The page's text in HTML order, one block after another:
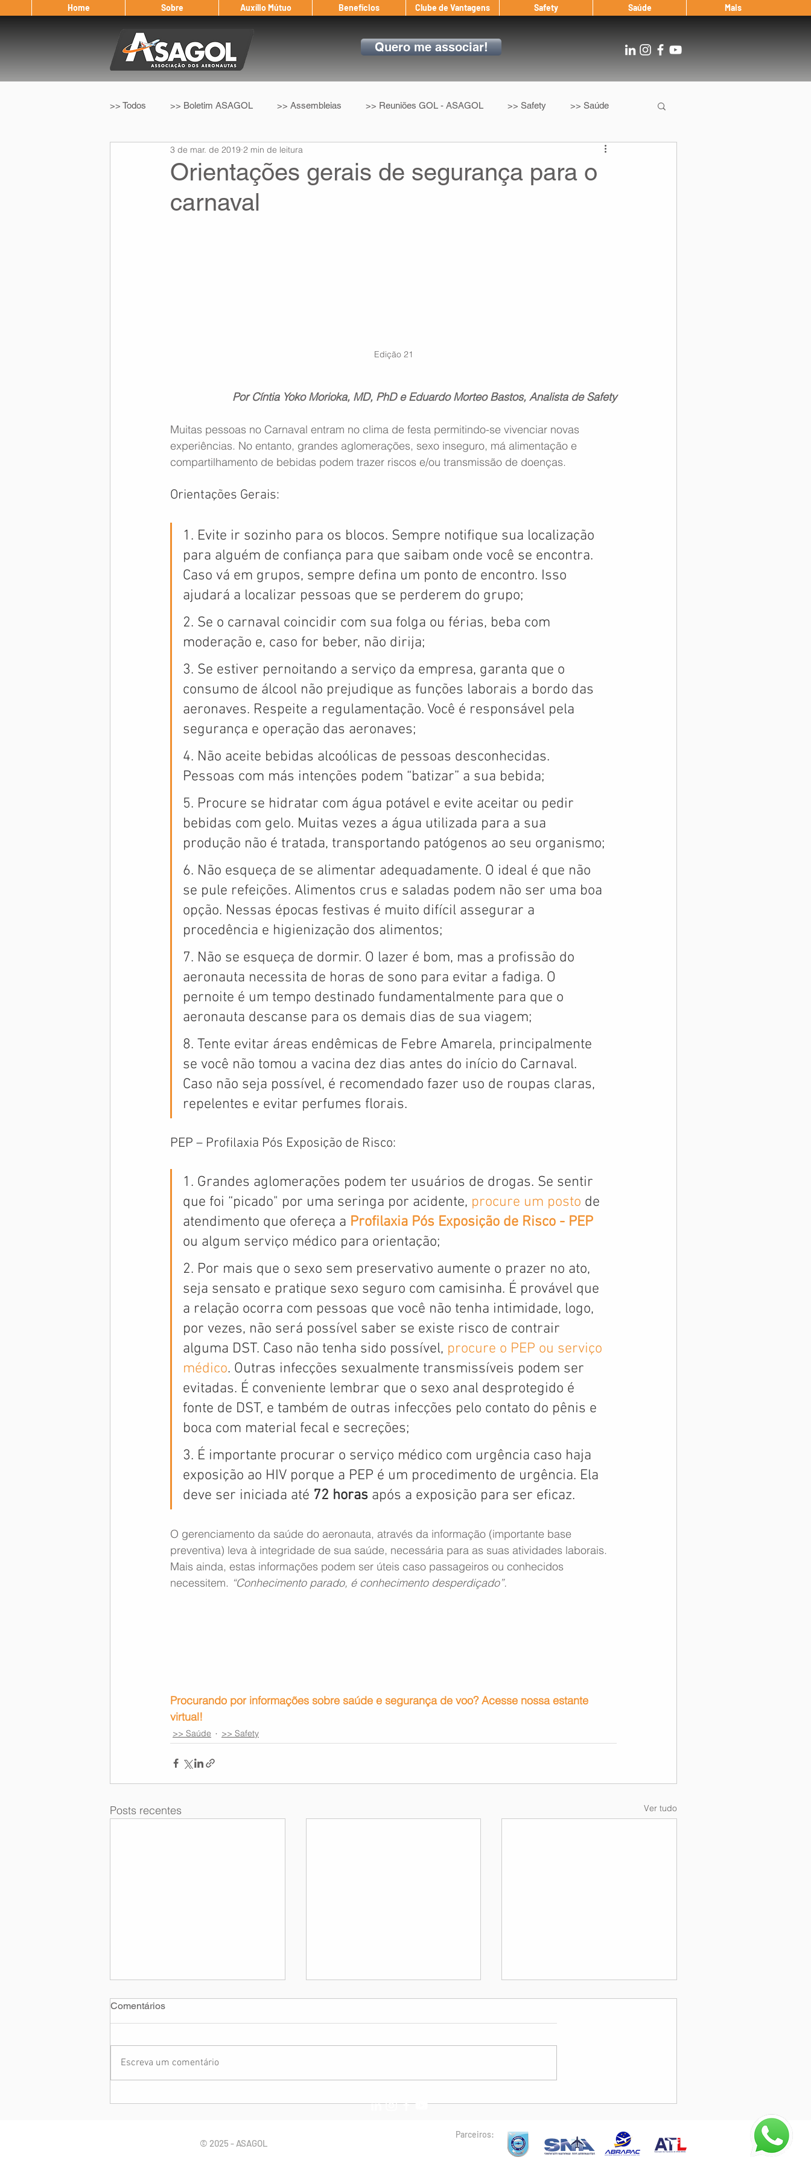
Home Sobre Auxílio Mútuo Benefícios Clube de Vantagens Safety Saúde Mais
Quero me associar!
>> Todos >> Boletim ASAGOL >> Assembleias >> Reuniões GOL - ASAGOL >> Safety >> Saúde
>> Legislação >> IFALPA >> Convenção Coletiva After Landing
Eleição ASAGOL Safety Window
Orientações gerais de segurança para o
carnaval
3 de mar. de 2019 2 min de leitura
Edição 21
Por Cíntia Yoko Morioka, MD, PhD e Eduardo Morteo Bastos, Analista de Safety
Muitas pessoas no Carnaval entram no clima de festa permitindo-se vivenciar novas
experiências. No entanto, grandes aglomerações, sexo inseguro, má alimentação e
compartilhamento de bebidas podem trazer riscos e/ou transmissão de doenças.
Orientações Gerais:
1. Evite ir sozinho para os blocos. Sempre notifique sua localização
para alguém de confiança para que saibam onde você se encontra.
Caso vá em grupos, sempre defina um ponto de encontro. Isso
ajudará a localizar pessoas que se perderem do grupo;
2. Se o carnaval coincidir com sua folga ou férias, beba com
moderação e, caso for beber, não dirija;
3. Se estiver pernoitando a serviço da empresa, garanta que o
consumo de álcool não prejudique as funções laborais a bordo das
aeronaves. Respeite a regulamentação. Você é responsável pela
segurança e operação das aeronaves;
4. Não aceite bebidas alcoólicas de pessoas desconhecidas.
Pessoas com más intenções podem “batizar” a sua bebida;
5. Procure se hidratar com água potável e evite aceitar ou pedir
bebidas com gelo. Muitas vezes a água utilizada para a sua
produção não é tratada, transportando patógenos ao seu organismo;
6. Não esqueça de se alimentar adequadamente. O ideal é que não
se pule refeições. Alimentos crus e saladas podem não ser uma boa
opção. Nessas épocas festivas é muito difícil assegurar a
procedência e higienização dos alimentos;
7. Não se esqueça de dormir. O lazer é bom, mas a profissão do
aeronauta necessita de horas de sono para evitar a fadiga. O
pernoite é um tempo destinado fundamentalmente para que o
aeronauta descanse para os demais dias de sua viagem;
8. Tente evitar áreas endêmicas de Febre Amarela, principalmente
se você não tomou a vacina dez dias antes do início do Carnaval.
Caso não seja possível, é recomendado fazer uso de roupas claras,
repelentes e evitar perfumes florais.
PEP – Profilaxia Pós Exposição de Risco:
1. Grandes aglomerações podem ter usuários de drogas. Se sentir
que foi “picado" por uma seringa por acidente, procure um posto de
atendimento que ofereça a Profilaxia Pós Exposição de Risco - PEP
ou algum serviço médico para orientação;
2. Por mais que o sexo sem preservativo aumente o prazer no ato,
seja sensato e pratique sexo seguro com camisinha. É provável que
a relação ocorra com pessoas que você não tenha intimidade, logo,
por vezes, não será possível saber se existe risco de contrair
alguma DST. Caso não tenha sido possível, procure o PEP ou serviço
médico. Outras infecções sexualmente transmissíveis podem ser
evitadas. É conveniente lembrar que o sexo anal desprotegido é
fonte de DST, e também de outras infecções pelo contato do pênis e
boca com material fecal e secreções;
3. É importante procurar o serviço médico com urgência caso haja
exposição ao HIV porque a PEP é um procedimento de urgência. Ela
deve ser iniciada até 72 horas após a exposição para ser eficaz.
O gerenciamento da saúde do aeronauta, através da informação (importante base
preventiva) leva à integridade de sua saúde, necessária para as suas atividades laborais.
Mais ainda, estas informações podem ser úteis caso passageiros ou conhecidos
necessitem. “Conhecimento parado, é conhecimento desperdiçado”.
Procurando por informações sobre saúde e segurança de voo? Acesse nossa estante
virtual!
>> Saúde >> Safety
Posts recentes Ver tudo
Comentários
Escreva um comentário
© 2025 - ASAGOL
Parceiros: